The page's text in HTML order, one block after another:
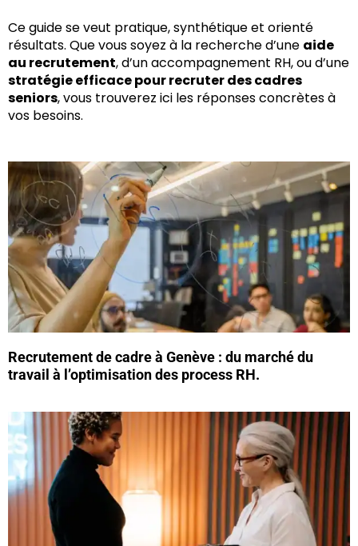
Ce guide se veut pratique, synthétique et orienté
résultats. Que vous soyez à la recherche d’une aide
au recrutement, d’un accompagnement RH, ou d’une
stratégie efficace pour recruter des cadres
seniors, vous trouverez ici les réponses concrètes à
vos besoins.
Recrutement de cadre à Genève : du marché du
travail à l’optimisation des process RH.